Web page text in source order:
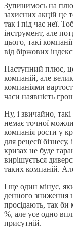
Зупинимось на
захисних акцій це
так і під час неї.
інструмент, але
цього, такі
від біржових
Наступний плюс,
компаній, але
компаніями
часи наявність
Ну, і звичайно,
немає точної
компанія рости у
для рецесії
кризах не буде
вирішується
таких компаній.
І ще один мінус,
денного зниження
просідають, так би
%, але усе одно
присутній.